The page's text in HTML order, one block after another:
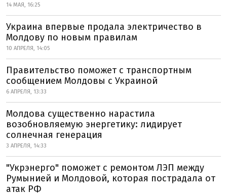
14 МАЯ, 16:25
Украина впервые продала электричество в
Молдову по новым правилам
10 АПРЕЛЯ, 14:05
Правительство поможет с транспортным
сообщением Молдовы с Украиной
6 АПРЕЛЯ, 13:33
Молдова существенно нарастила
возобновляемую энергетику: лидирует
солнечная генерация
3 АПРЕЛЯ, 14:33
"Укрэнерго" поможет с ремонтом ЛЭП между
Румынией и Молдовой, которая пострадала от
атак РФ